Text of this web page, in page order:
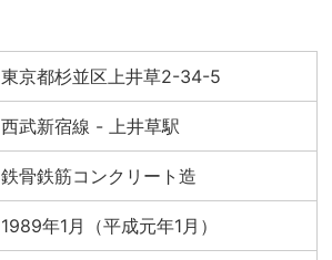
東京都杉並区上井草2-34-5
西武新宿線 - 上井草駅
鉄骨鉄筋コンクリート造
1989年1月（平成元年1月）